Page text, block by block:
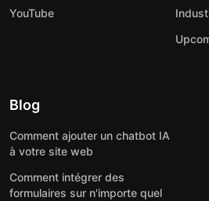
YouTube
Blog
Comment ajouter un chatbot IA
à votre site web
Comment intégrer des
formulaires sur n'importe quel